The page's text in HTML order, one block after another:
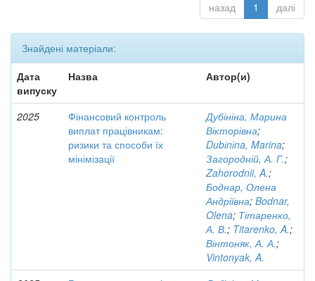
назад 1 далі
Знайдені матеріали:
Дата
випуску
Назва Автор(и)
2025
Фінансовий контроль
виплат працівникам:
ризики та способи їх
мінімізації
Дубініна, Марина
Вікторівна;
Dubіnіna, Marina;
Загородній, А. Г.;
Zahorodnii, A.;
Боднар, Олена
Андріївна; Bodnar,
Olena; Тітаренко,
А. В.; Titarenko, A.;
Вінтоняк, А. А.;
Vintonyak, A.